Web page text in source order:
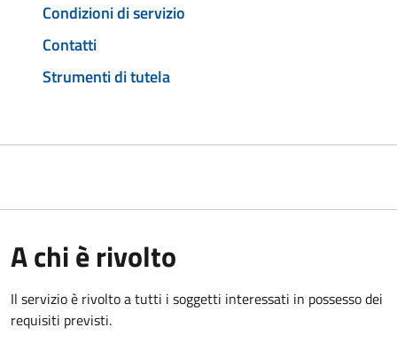
Condizioni di servizio
Contatti
Strumenti di tutela
A chi è rivolto
Il servizio è rivolto a tutti i soggetti interessati in possesso dei
requisiti previsti.